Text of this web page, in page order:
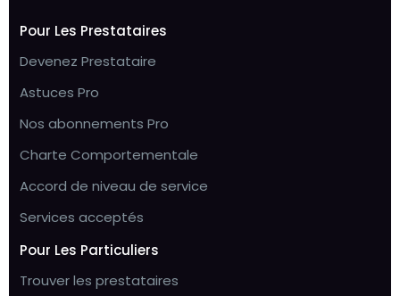
Pour Les Prestataires
Devenez Prestataire
Astuces Pro
Nos abonnements Pro
Charte Comportementale
Accord de niveau de service
Services acceptés
Pour Les Particuliers
Trouver les prestataires